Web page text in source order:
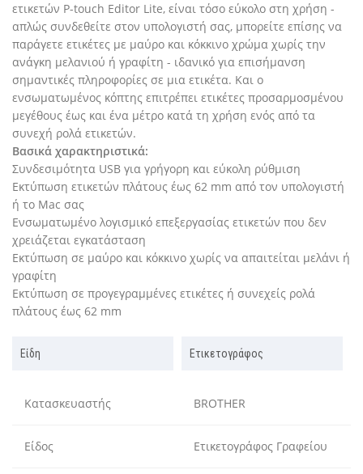
ετικετών P-touch Editor Lite, είναι τόσο εύκολο στη χρήση -
απλώς συνδεθείτε στον υπολογιστή σας, μπορείτε επίσης να
παράγετε ετικέτες με μαύρο και κόκκινο χρώμα χωρίς την
ανάγκη μελανιού ή γραφίτη - ιδανικό για επισήμανση
σημαντικές πληροφορίες σε μια ετικέτα. Και ο
ενσωματωμένος κόπτης επιτρέπει ετικέτες προσαρμοσμένου
μεγέθους έως και ένα μέτρο κατά τη χρήση ενός από τα
συνεχή ρολά ετικετών.
Βασικά χαρακτηριστικά:
Συνδεσιμότητα USB για γρήγορη και εύκολη ρύθμιση
Εκτύπωση ετικετών πλάτους έως 62 mm από τον υπολογιστή
ή το Mac σας
Ενσωματωμένο λογισμικό επεξεργασίας ετικετών που δεν
χρειάζεται εγκατάσταση
Εκτύπωση σε μαύρο και κόκκινο χωρίς να απαιτείται μελάνι ή
γραφίτη
Εκτύπωση σε προγεγραμμένες ετικέτες ή συνεχείς ρολά
πλάτους έως 62 mm
Είδη Ετικετογράφος
Κατασκευαστής BROTHER
Είδος Ετικετογράφος Γραφείου